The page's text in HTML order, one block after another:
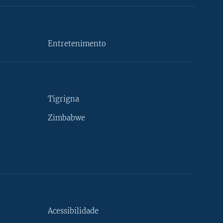
Entretenimento
Tigrigna
Zimbabwe
Acessibilidade